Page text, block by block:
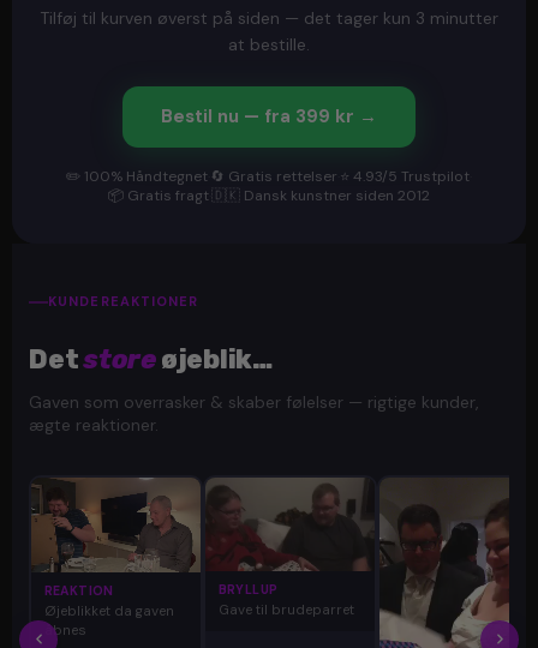
Tilføj til kurven øverst på siden — det tager kun 3 minutter
at bestille.
Bestil nu — fra 399 kr →
✏️ 100% Håndtegnet 🔄 Gratis rettelser ⭐ 4.93/5 Trustpilot
📦 Gratis fragt 🇩🇰 Dansk kunstner siden 2012
KUNDEREAKTIONER
Detstoreøjeblik…
Gaven som overrasker & skaber følelser — rigtige kunder,
ægte reaktioner.
REAKTION
Øjeblikket da gaven
åbnes
BRYLLUP
Gave til brudeparret